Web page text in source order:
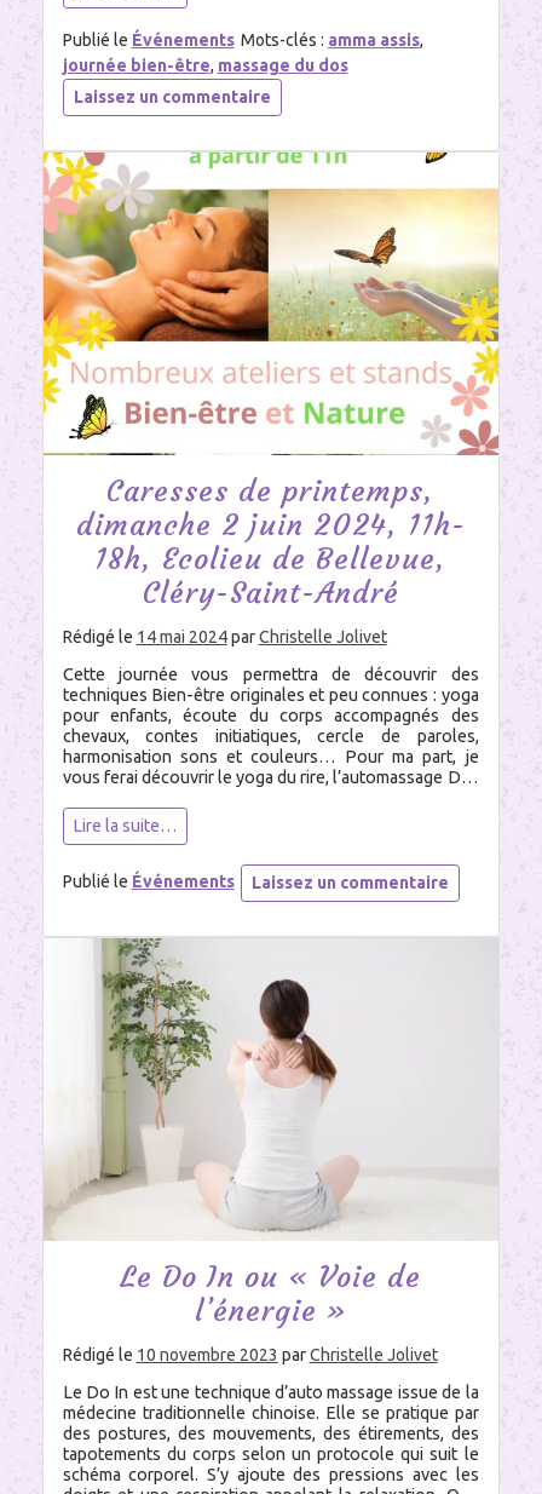
Publié le Événements Mots-clés : amma assis,
journée bien-être, massage du dos
Laissez un commentairesur
Contes
d’automne,
28
11h-
18h,
Ecolieu
Bellevue,
Cléry-
Saint-
André
Caresses de printemps,
dimanche 2 juin 2024, 11h-
18h, Ecolieu de Bellevue,
Cléry-Saint-André
Rédigé le 14 mai 2024parChristelle Jolivet
Cette journée vous permettra de découvrir des
techniques Bien-être originales et peu connues : yoga
pour enfants, écoute du corps accompagnés des
chevaux, contes initiatiques, cercle de paroles,
harmonisation sons et couleurs… Pour ma part, je
vous ferai découvrir le yoga du rire, l’automassage Do-
inscription […]
Lire la suite…
Publié le Événements Laissez un commentairesur
Caresses
de
Saint-
Le Do In ou « Voie de
l’énergie »
Rédigé le 10 novembre 2023 parChristelle Jolivet
Le Do In est une technique d’auto massage issue de la
médecine traditionnelle chinoise. Elle se pratique par
des postures, des mouvements, des étirements, des
tapotements du corps selon un protocole qui suit le
schéma corporel. S’y ajoute des pressions avec les